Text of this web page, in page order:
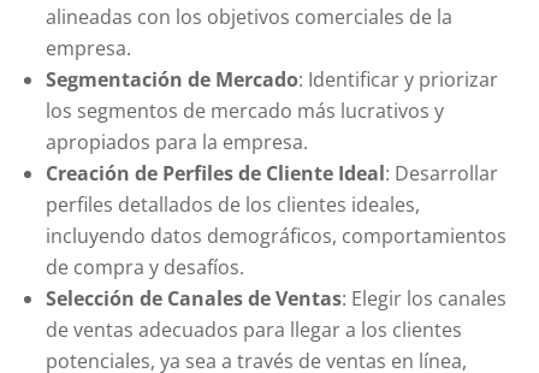
alineadas con los objetivos comerciales de la
empresa.
Segmentación de Mercado: Identificar y priorizar
los segmentos de mercado más lucrativos y
apropiados para la empresa.
Creación de Perfiles de Cliente Ideal: Desarrollar
perfiles detallados de los clientes ideales,
incluyendo datos demográficos, comportamientos
de compra y desafíos.
Selección de Canales de Ventas: Elegir los canales
de ventas adecuados para llegar a los clientes
potenciales, ya sea a través de ventas en línea,